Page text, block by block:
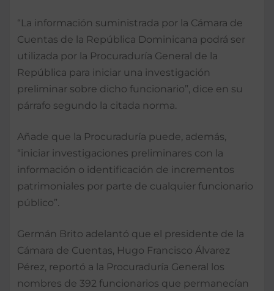
“La información suministrada por la Cámara de
Cuentas de la República Dominicana podrá ser
utilizada por la Procuraduría General de la
República para iniciar una investigación
preliminar sobre dicho funcionario”, dice en su
párrafo segundo la citada norma.
Añade que la Procuraduría puede, además,
“iniciar investigaciones preliminares con la
información o identificación de incrementos
patrimoniales por parte de cualquier funcionario
público”.
Germán Brito adelantó que el presidente de la
Cámara de Cuentas, Hugo Francisco Álvarez
Pérez, reportó a la Procuraduría General los
nombres de 392 funcionarios que permanecían